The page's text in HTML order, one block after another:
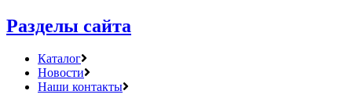
Разделы сайта
Каталог
Новости
Наши контакты